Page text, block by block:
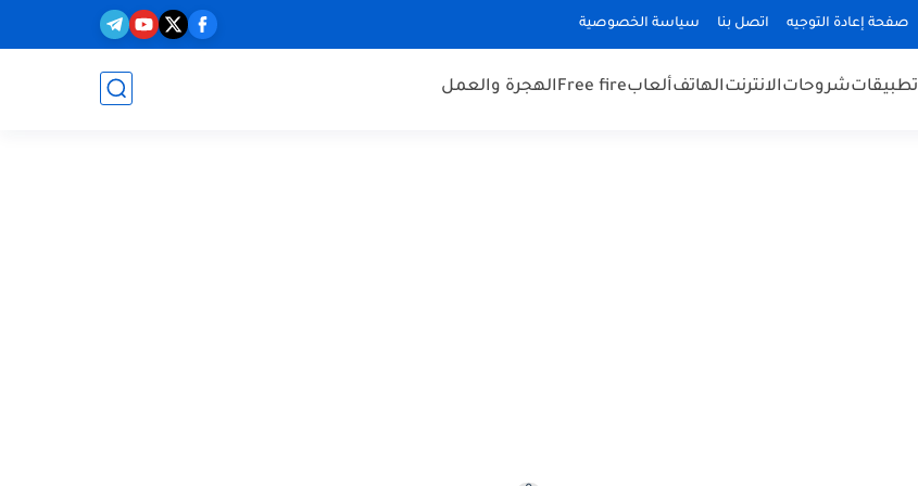
صفحة إعادة التوجيه اتصل بنا سياسة الخصوصية
تطبيقاتشروحاتالانترنتالهاتفألعابFree fireالهجرة والعمل